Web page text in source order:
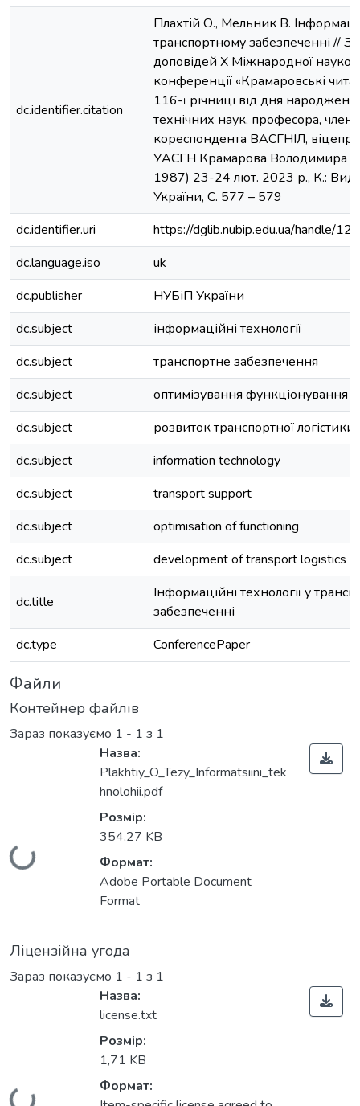
dc.identifier.citation
Плахтій О., Мельник В.
транспортному забезпеченні //
доповідей Х Міжнародної
конференції «Крамаровські
116-ї річниці від дня
технічних наук, професора,
кореспондента ВАСГНІЛ,
УАСГН Крамарова Володимира
1987) 23-24 лют. 2023 р., К.:
України, С. 577 – 579
dc.identifier.uri
https://dglib.nubip.edu.ua/handle/
dc.language.iso
uk
dc.publisher
НУБіП України
dc.subject
інформаційні технології
dc.subject
транспортне забезпечення
dc.subject
оптимізування функціонування
dc.subject
розвиток транспортної логістики
dc.subject
information technology
dc.subject
transport support
dc.subject
optimisation of functioning
dc.subject
development of transport logistics
dc.title
Інформаційні технології у
забезпеченні
dc.type
ConferencePaper
Файли
Контейнер файлів
Зараз показуємо 1 - 1 з 1
Вантажиться...
Назва:
Plakhtiy_O_Tezy_Informatsiini_tek
hnolohii.pdf
Розмір:
354,27 KB
Формат:
Adobe Portable Document
Format
Ліцензійна угода
Зараз показуємо 1 - 1 з 1
Назва:
license.txt
Розмір:
1,71 KB
Формат: